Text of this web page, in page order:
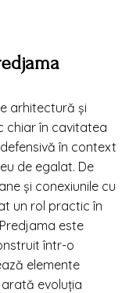
arhitectură și
chiar în cavitatea
în context
de egalat. De
și conexiunile cu
un rol practic în
este
într-o
elemente
evoluția